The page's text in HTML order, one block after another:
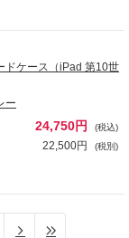
ケース（iPad 第10世
ー
24,750円 (税込)
22,500円 (税別)